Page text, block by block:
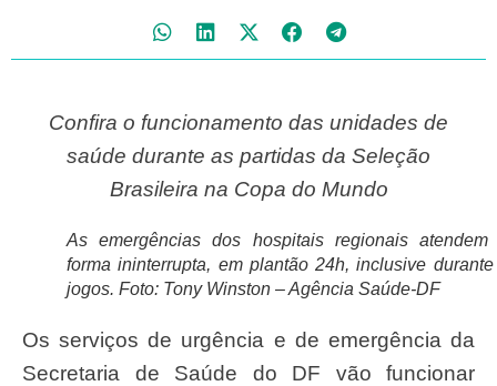
Confira o funcionamento das unidades de
saúde durante as partidas da Seleção
Brasileira na Copa do Mundo
As emergências dos hospitais regionais atendem
forma ininterrupta, em plantão 24h, inclusive
jogos. Foto: Tony Winston – Agência Saúde-DF
Os serviços de urgência e de emergência da
Secretaria de Saúde do DF vão funcionar